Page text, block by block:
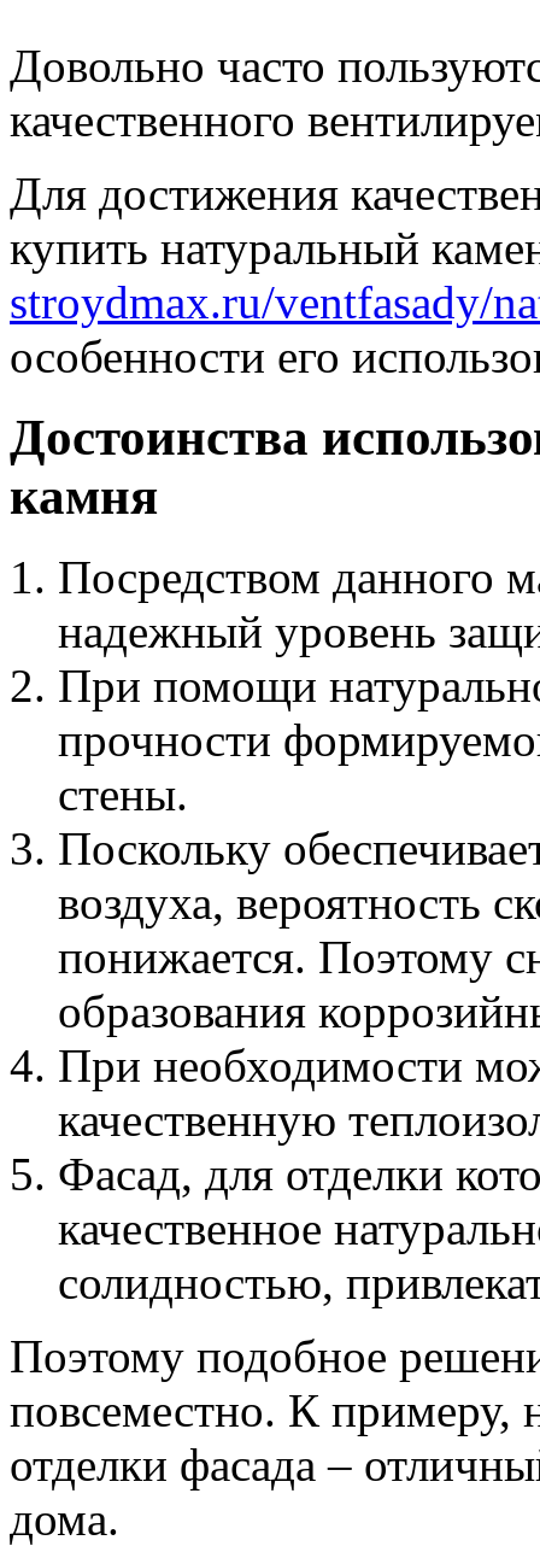
Довольно часто
качественного
Для достижения
купить натуральный
stroydmax.ru/ventfasady/
особенности его
Достоинства
камня
Посредством данного
надежный уровень
При помощи
прочности
стены.
Поскольку
воздуха, вероятность
понижается. Поэтому
образования
При необходимости
качественную
Фасад, для отделки
качественное
солидностью,
Поэтому подобное
повсеместно. К примеру,
отделки фасада –
дома.